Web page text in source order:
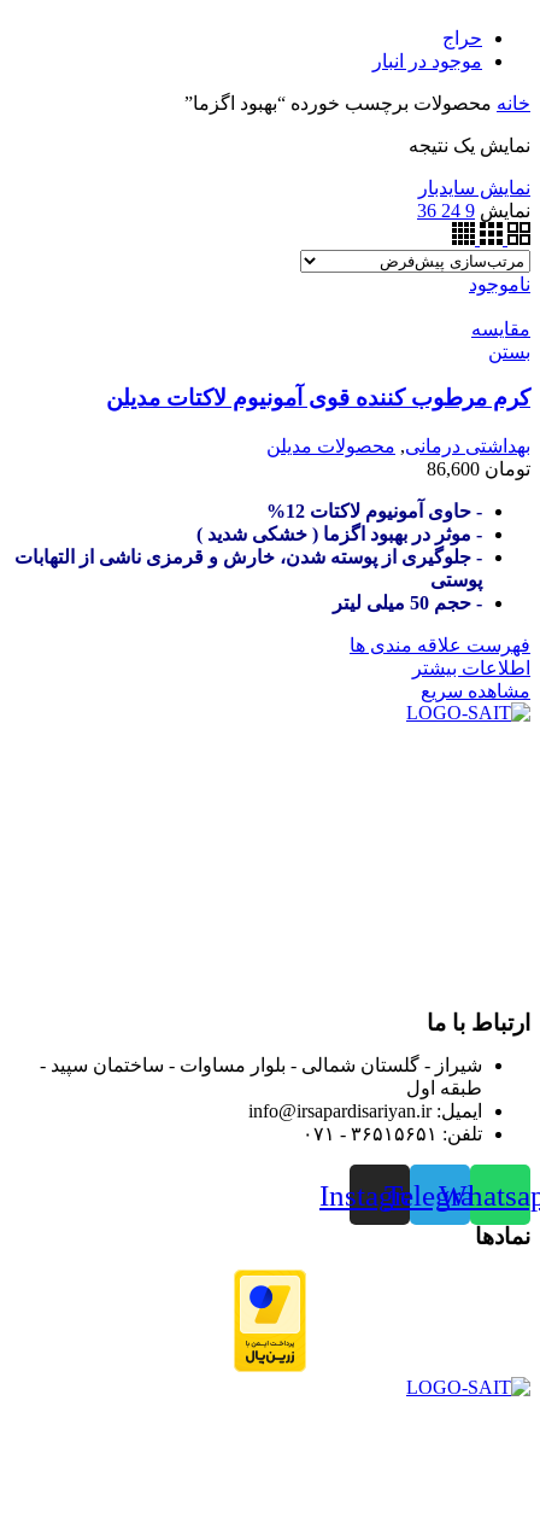
حراج
موجود در انبار
خانه محصولات برچسب خورده “بهبود اگزما”
نمایش یک نتیجه
نمایش سایدبار
نمایش 9
24
36
ناموجود
مقایسه
بستن
کرم مرطوب کننده قوی آمونیوم لاکتات مدیلن
بهداشتی درمانی, محصولات مدیلن
تومان
- حاوی آمونیوم لاکتات 12%
- موثر در بهبود اگزما ( خشکی شدید )
- جلوگیری از پوسته شدن، خارش و قرمزی ناشی از التهابات
پوستی
- حجم 50 میلی لیتر
فهرست علاقه مندی ها
اطلاعات بیشتر
مشاهده سریع
ارتباط با ما
شیراز - گلستان شمالی - بلوار مساوات - ساختمان سپید -
طبقه اول
ایمیل: info@irsapardisariyan.ir
تلفن: ۳۶۵۱۵۶۵۱ - ۰۷۱
Telegram
Instagram
نمادها